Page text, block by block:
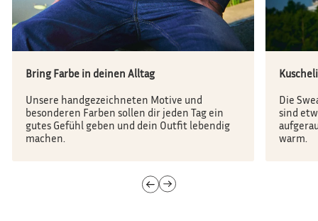
Bring Farbe in deinen Alltag
Unsere handgezeichneten Motive und
besonderen Farben sollen dir jeden Tag ein
gutes Gefühl geben und dein Outfit lebendig
machen.
Die
sind
warm.